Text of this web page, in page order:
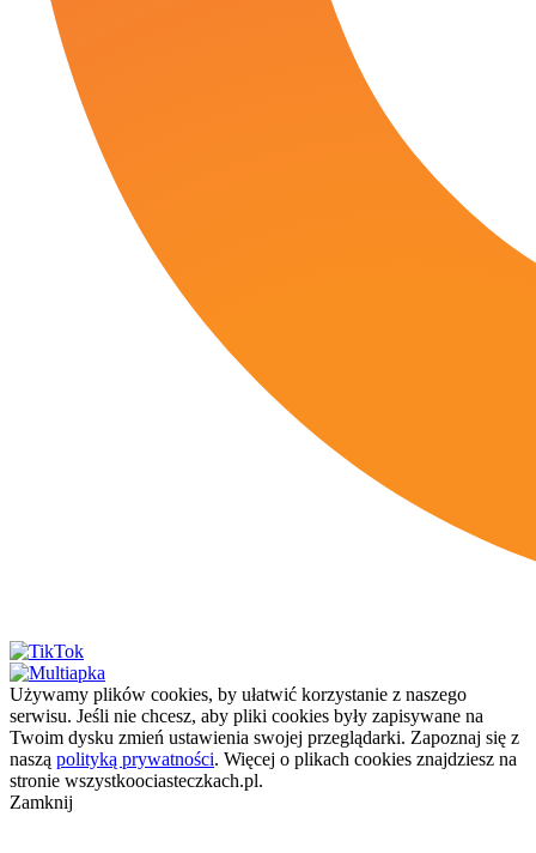
Używamy plików cookies, by ułatwić korzystanie z naszego
serwisu. Jeśli nie chcesz, aby pliki cookies były zapisywane na
Twoim dysku zmień ustawienia swojej przeglądarki. Zapoznaj się z
naszą polityką prywatności. Więcej o plikach cookies znajdziesz na
stronie wszystkoociasteczkach.pl.
Zamknij